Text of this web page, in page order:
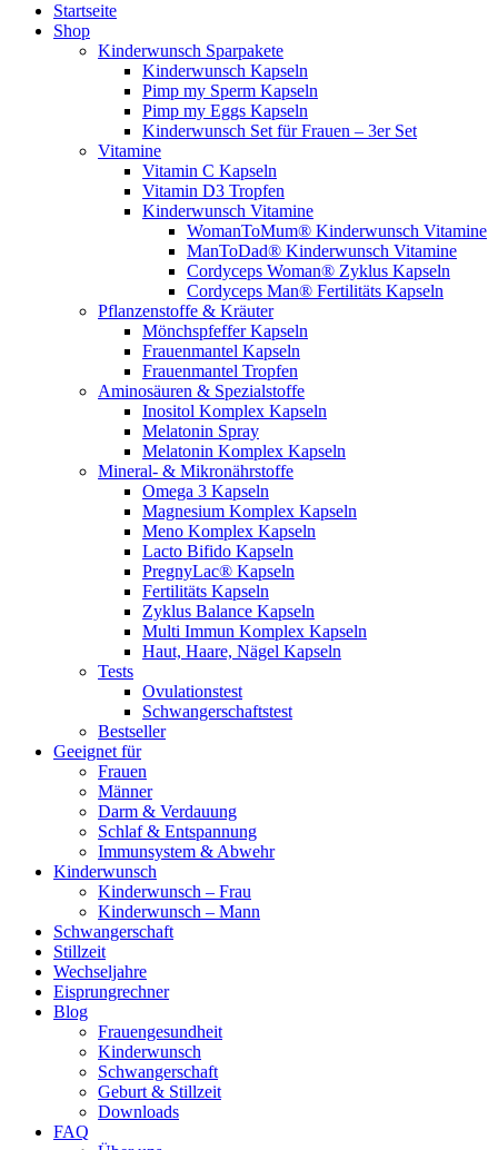
Startseite
Shop
Kinderwunsch Sparpakete
Kinderwunsch Kapseln
Pimp my Sperm Kapseln
Pimp my Eggs Kapseln
Kinderwunsch Set für Frauen – 3er Set
Vitamine
Vitamin C Kapseln
Vitamin D3 Tropfen
Kinderwunsch Vitamine
WomanToMum® Kinderwunsch Vitamine
ManToDad® Kinderwunsch Vitamine
Cordyceps Woman® Zyklus Kapseln
Cordyceps Man® Fertilitäts Kapseln
Pflanzenstoffe & Kräuter
Mönchspfeffer Kapseln
Frauenmantel Kapseln
Frauenmantel Tropfen
Aminosäuren & Spezialstoffe
Inositol Komplex Kapseln
Melatonin Spray
Melatonin Komplex Kapseln
Mineral- & Mikronährstoffe
Omega 3 Kapseln
Magnesium Komplex Kapseln
Meno Komplex Kapseln
Lacto Bifido Kapseln
PregnyLac® Kapseln
Fertilitäts Kapseln
Zyklus Balance Kapseln
Multi Immun Komplex Kapseln
Haut, Haare, Nägel Kapseln
Tests
Ovulationstest
Schwangerschaftstest
Bestseller
Geeignet für
Frauen
Männer
Darm & Verdauung
Schlaf & Entspannung
Immunsystem & Abwehr
Kinderwunsch
Kinderwunsch – Frau
Kinderwunsch – Mann
Schwangerschaft
Stillzeit
Wechseljahre
Eisprungrechner
Blog
Frauengesundheit
Kinderwunsch
Schwangerschaft
Geburt & Stillzeit
Downloads
FAQ